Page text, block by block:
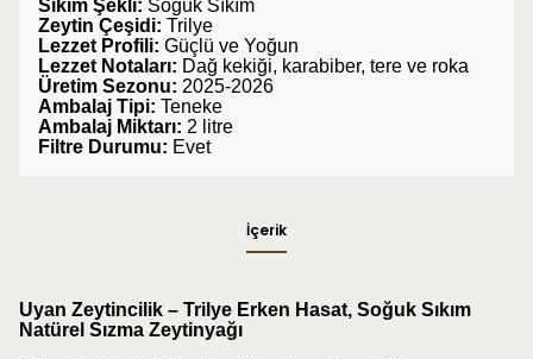
Sıkım Şekli: Soğuk Sıkım
Zeytin Çeşidi: Trilye
Lezzet Profili: Güçlü ve Yoğun
Lezzet Notaları: Dağ kekiği, karabiber, tere ve roka
Üretim Sezonu: 2025-2026
Ambalaj Tipi: Teneke
Ambalaj Miktarı: 2 litre
Filtre Durumu: Evet
İçerik
Uyan Zeytincilik – Trilye Erken Hasat, Soğuk Sıkım
Natürel Sızma Zeytinyağı